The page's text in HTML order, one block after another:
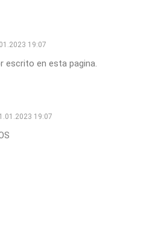
19:07
escrito en esta pagina.
19:07